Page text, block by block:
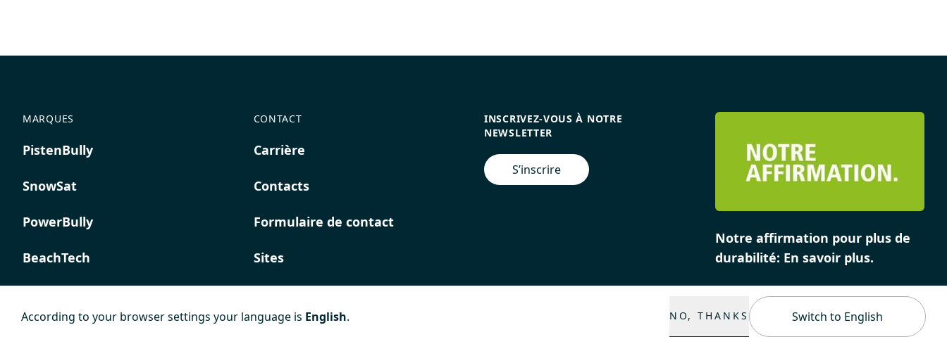
MARQUES
PistenBully
SnowSat
PowerBully
BeachTech
K COMPOSITES
CONTACT
Carrière
Contacts
Formulaire de contact
Sites
INSCRIVEZ-VOUS À NOTRE
NEWSLETTER
S’inscrire
Notre affirmation pour plus de
durabilité: En savoir plus.
According to your browser settings your language is English. NO, THANKS Switch to English